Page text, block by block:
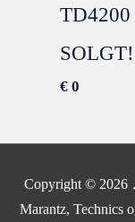
TD4200
SOLGT!
€0
Copyright © 2026
Marantz, Technics